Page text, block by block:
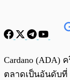
Cardano (ADA)
ตลาดเป็นอันดับที่